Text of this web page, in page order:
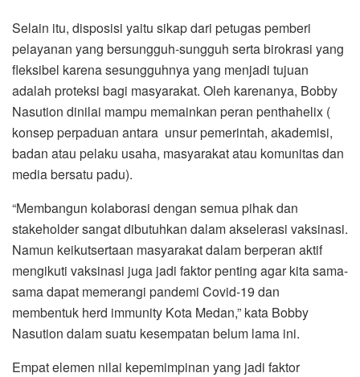
Selain itu, disposisi yaitu sikap dari petugas pemberi
pelayanan yang bersungguh-sungguh serta birokrasi yang
fleksibel karena sesungguhnya yang menjadi tujuan
adalah proteksi bagi masyarakat. Oleh karenanya, Bobby
Nasution dinilai mampu memainkan peran penthahelix (
konsep perpaduan antara unsur pemerintah, akademisi,
badan atau pelaku usaha, masyarakat atau komunitas dan
media bersatu padu).
“Membangun kolaborasi dengan semua pihak dan
stakeholder sangat dibutuhkan dalam akselerasi vaksinasi.
Namun keikutsertaan masyarakat dalam berperan aktif
mengikuti vaksinasi juga jadi faktor penting agar kita sama-
sama dapat memerangi pandemi Covid-19 dan
membentuk herd immunity Kota Medan,” kata Bobby
Nasution dalam suatu kesempatan belum lama ini.
Empat elemen nilai kepemimpinan yang jadi faktor